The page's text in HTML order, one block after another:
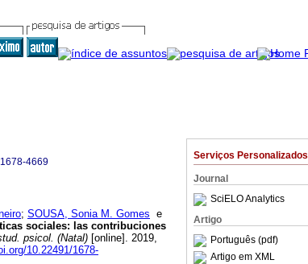
Serviços Personalizados
Journal
SciELO Analytics
Artigo
Português (pdf)
Artigo em XML
1678-4669
; SOUSA, Sonia M. Gomes e
sociales: las contribuciones
psicol. (Natal) [online]. 2019,
10.22491/1678-